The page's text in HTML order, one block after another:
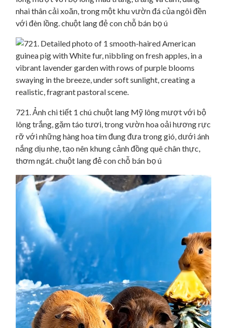
nhai thân cải xoăn, trong một khu vườn đá của ngôi đền
với đèn lồng. chuột lang đẻ con chỗ bán bọ ú
721. Ảnh chi tiết 1 chú chuột lang Mỹ lông mượt với bộ
lông trắng, gặm táo tươi, trong vườn hoa oải hương rực
rỡ với những hàng hoa tím đung đưa trong gió, dưới ánh
nắng dịu nhẹ, tạo nên khung cảnh đồng quê chân thực,
thơm ngát. chuột lang đẻ con chỗ bán bọ ú